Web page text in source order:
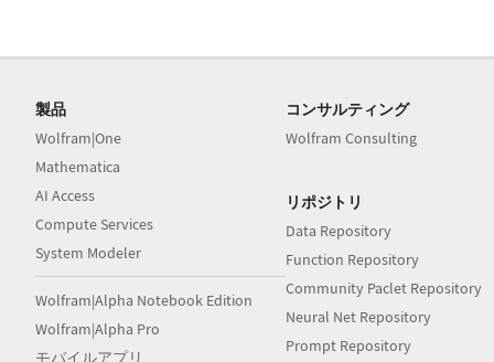
製品
Wolfram|One
Mathematica
AI Access
Compute Services
System Modeler
Wolfram|Alpha Notebook Edition
Wolfram|Alpha Pro
モバイルアプリ
コンサルティング
Wolfram Consulting
リポジトリ
Data Repository
Function Repository
Community Paclet Repository
Neural Net Repository
Prompt Repository